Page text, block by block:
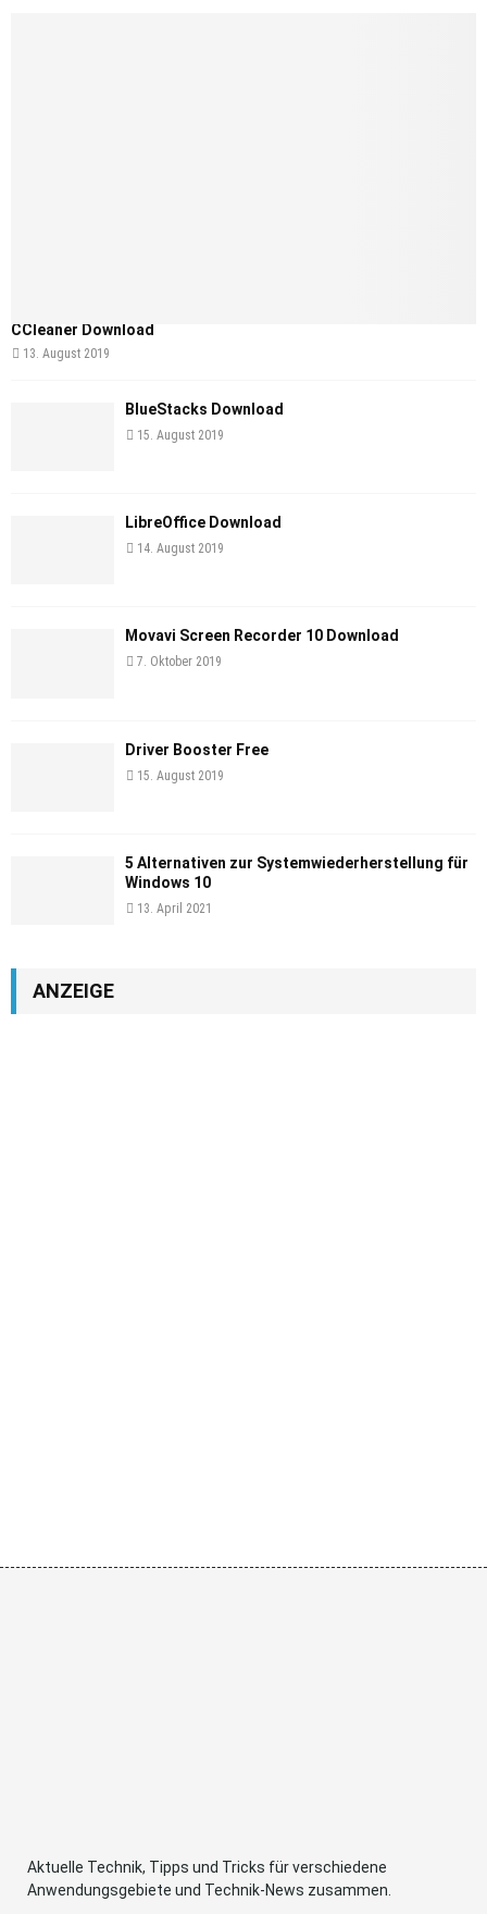
CCleaner Download
13. August 2019
BlueStacks Download
15. August 2019
LibreOffice Download
14. August 2019
Movavi Screen Recorder 10 Download
7. Oktober 2019
Driver Booster Free
15. August 2019
5 Alternativen zur Systemwiederherstellung für
Windows 10
13. April 2021
ANZEIGE
Aktuelle Technik, Tipps und Tricks für verschiedene
Anwendungsgebiete und Technik-News zusammen.